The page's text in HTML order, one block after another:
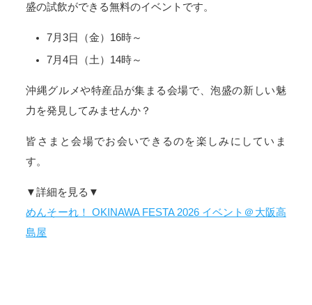
盛の試飲ができる無料のイベントです。
7月3日（金）16時～
7月4日（土）14時～
沖縄グルメや特産品が集まる会場で、泡盛の新しい魅
力を発見してみませんか？
皆さまと会場でお会いできるのを楽しみにしていま
す。
▼詳細を見る▼
めんそーれ！ OKINAWA FESTA 2026 イベント＠大阪高
島屋